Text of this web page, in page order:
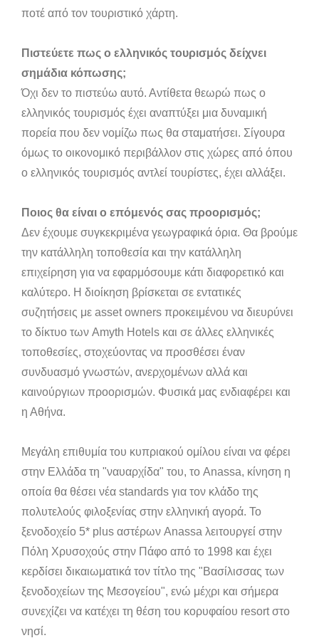
ποτέ από τον τουριστικό χάρτη.
Πιστεύετε πως ο ελληνικός τουρισμός δείχνει
σημάδια κόπωσης;
Όχι δεν το πιστεύω αυτό. Αντίθετα θεωρώ πως ο
ελληνικός τουρισμός έχει αναπτύξει μια δυναμική
πορεία που δεν νομίζω πως θα σταματήσει. Σίγουρα
όμως το οικονομικό περιβάλλον στις χώρες από όπου
ο ελληνικός τουρισμός αντλεί τουρίστες, έχει αλλάξει.
Ποιος θα είναι ο επόμενός σας προορισμός;
Δεν έχουμε συγκεκριμένα γεωγραφικά όρια. Θα βρούμε
την κατάλληλη τοποθεσία και την κατάλληλη
επιχείρηση για να εφαρμόσουμε κάτι διαφορετικό και
καλύτερο. Η διοίκηση βρίσκεται σε εντατικές
συζητήσεις με asset owners προκειμένου να διευρύνει
το δίκτυο των Amyth Hotels και σε άλλες ελληνικές
τοποθεσίες, στοχεύοντας να προσθέσει έναν
συνδυασμό γνωστών, ανερχομένων αλλά και
καινούργιων προορισμών. Φυσικά μας ενδιαφέρει και
η Αθήνα.
Μεγάλη επιθυμία του κυπριακού ομίλου είναι να φέρει
στην Ελλάδα τη "ναυαρχίδα" του, το Anassa, κίνηση η
οποία θα θέσει νέα standards για τον κλάδο της
πολυτελούς φιλοξενίας στην ελληνική αγορά. Το
ξενοδοχείο 5* plus αστέρων Anassa λειτουργεί στην
Πόλη Χρυσοχούς στην Πάφο από το 1998 και έχει
κερδίσει δικαιωματικά τον τίτλο της "Βασίλισσας των
ξενοδοχείων της Μεσογείου", ενώ μέχρι και σήμερα
συνεχίζει να κατέχει τη θέση του κορυφαίου resort στο
νησί.